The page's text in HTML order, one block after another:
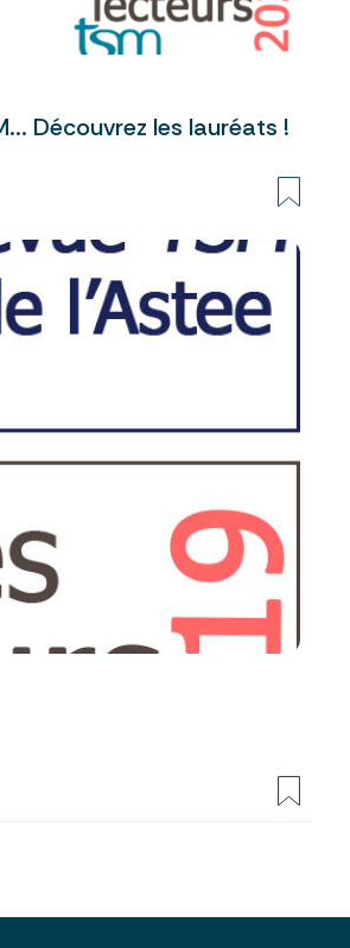
Découvrez les lauréats !